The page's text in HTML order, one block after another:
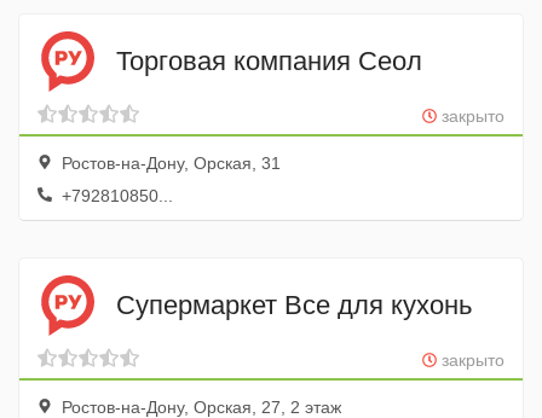
Торговая компания Сеол
закрыто
Ростов-на-Дону, Орская, 31
+792810850...
Супермаркет Все для кухонь
закрыто
Ростов-на-Дону, Орская, 27, 2 этаж